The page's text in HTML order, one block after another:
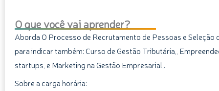
O que você vai aprender?
Aborda O Processo de Recrutamento de Pessoas e
para indicar também: Curso de Gestão Tributária,,
startups, e Marketing na Gestão Empresarial,.
Sobre a carga horária: